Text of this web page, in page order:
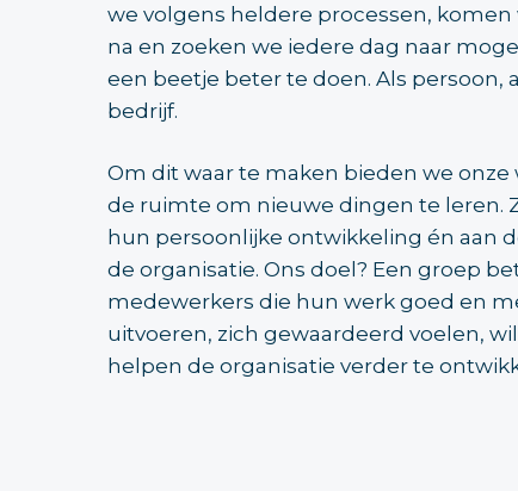
we volgens heldere processen, komen
na en zoeken we iedere dag naar
een beetje beter te doen. Als persoon,
bedrijf.
Om dit waar te maken bieden we onze
de ruimte om nieuwe dingen te leren.
hun persoonlijke ontwikkeling én aan
de organisatie. Ons doel? Een groep
medewerkers die hun werk goed en
uitvoeren, zich gewaardeerd voelen,
helpen de organisatie verder te